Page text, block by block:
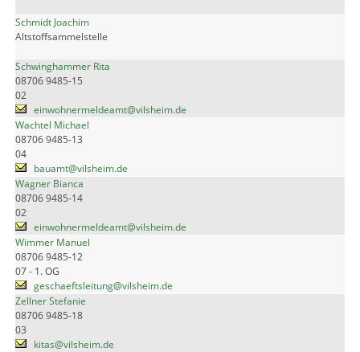
Schmidt Joachim
Altstoffsammelstelle
Schwinghammer Rita
08706 9485-15
02
einwohnermeldeamt@vilsheim.de
Wachtel Michael
08706 9485-13
04
bauamt@vilsheim.de
Wagner Bianca
08706 9485-14
02
einwohnermeldeamt@vilsheim.de
Wimmer Manuel
08706 9485-12
07 - 1. OG
geschaeftsleitung@vilsheim.de
Zellner Stefanie
08706 9485-18
03
kitas@vilsheim.de